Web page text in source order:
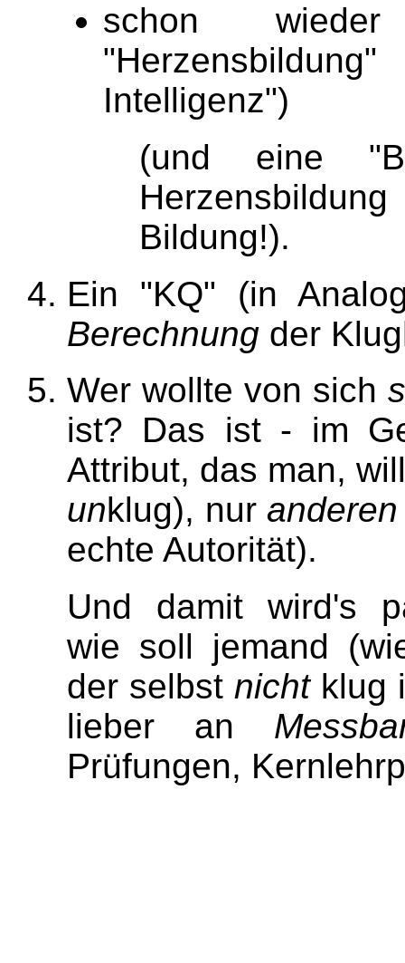
schon
Intelligenz")
(und eine
Bildung!).
Ein "KQ" (in
Berechnung der
Wer wollte von sich
ist? Das ist - im
Attribut, das man,
unklug), nuranderen
echte Autorität).
Und damit wird's
wie soll jemand
der selbst nichtklug
lieber an
Prüfungen,